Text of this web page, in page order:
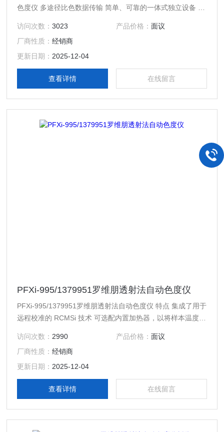
色度仪 多途径比色数据传输 简单、可靠的一体式独立设备 -
使用十分简便、携带极其方便的分光色度仪，可快速准确的报
告所定义色标的所有可能色差。该设备最多可保存 350 个样
本测量值，并与参考标准进行比较。
访问次数：3023 产品价格： 面议
厂商性质：经销商
更新日期： 2025-12-04
查看详情 在线留言
PFXi-995/1379951罗维朋透射法自动色度仪
PFXi-995/1379951罗维朋透射法自动色度仪 特点 集成了用于
远程校准的 RCMSi 技术 可选配内置加热器，以将样本温度保
可容纳 153-mm (6“-) 的比色杯
访问次数： 2990 产品价格： 面议
厂商性质：经销商
更新日期： 2025-12-04
查看详情 在线留言